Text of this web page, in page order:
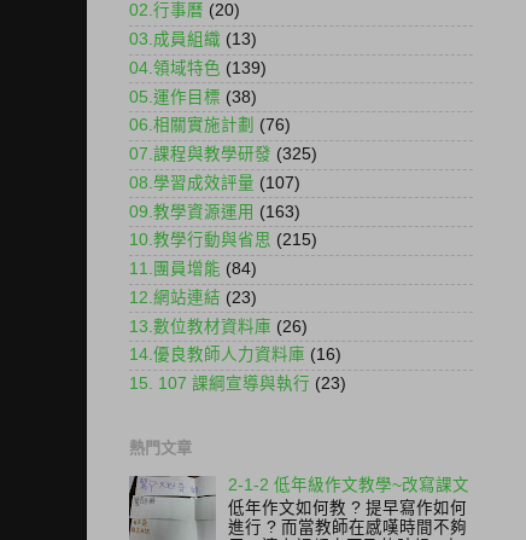
02.行事曆 (20)
03.成員組織 (13)
04.領域特色 (139)
05.運作目標 (38)
06.相關實施計劃 (76)
07.課程與教學研發 (325)
08.學習成效評量 (107)
09.教學資源運用 (163)
10.教學行動與省思 (215)
11.團員增能 (84)
12.網站連結 (23)
13.數位教材資料庫 (26)
14.優良教師人力資料庫 (16)
15. 107 課綱宣導與執行 (23)
熱門文章
2-1-2 低年級作文教學~改寫課文
低年作文如何教 ? 提早寫作如何
進行 ? 而當教師在感嘆時間不夠